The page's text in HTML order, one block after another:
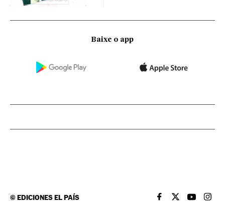
Baixe o app
©EDICIONES EL PAÍS EL PAÍS BRASIL EN
EL PAÍSEL PAÍS
EL